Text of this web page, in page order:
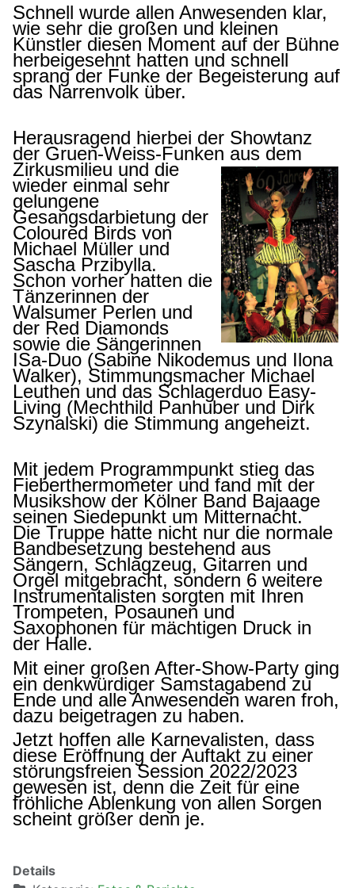
Schnell wurde allen Anwesenden klar,
wie sehr die großen und kleinen
Künstler diesen Moment auf der Bühne
herbeigesehnt hatten und schnell
sprang der Funke der Begeisterung auf
das Narrenvolk über.
Herausragend hierbei der Showtanz
der Gruen-Weiss-Funken aus dem
Zirkusmilieu und die
wieder einmal sehr
gelungene
Gesangsdarbietung der
Coloured Birds von
Michael Müller und
Sascha Przibylla.
Schon vorher hatten die
Tänzerinnen der
Walsumer Perlen und
der Red Diamonds
sowie die Sängerinnen
ISa-Duo (Sabine Nikodemus und Ilona
Walker), Stimmungsmacher Michael
Leuthen und das Schlagerduo Easy-
Living (Mechthild Panhuber und Dirk
Szynalski) die Stimmung angeheizt.
Mit jedem Programmpunkt stieg das
Fieberthermometer und fand mit der
Musikshow der Kölner Band Bajaage
seinen Siedepunkt um Mitternacht.
Die Truppe hatte nicht nur die normale
Bandbesetzung bestehend aus
Sängern, Schlagzeug, Gitarren und
Orgel mitgebracht, sondern 6 weitere
Instrumentalisten sorgten mit Ihren
Trompeten, Posaunen und
Saxophonen für mächtigen Druck in
der Halle.
Mit einer großen After-Show-Party ging
ein denkwürdiger Samstagabend zu
Ende und alle Anwesenden waren froh,
dazu beigetragen zu haben.
Jetzt hoffen alle Karnevalisten, dass
diese Eröffnung der Auftakt zu einer
störungsfreien Session 2022/2023
gewesen ist, denn die Zeit für eine
fröhliche Ablenkung von allen Sorgen
scheint größer denn je.
Details